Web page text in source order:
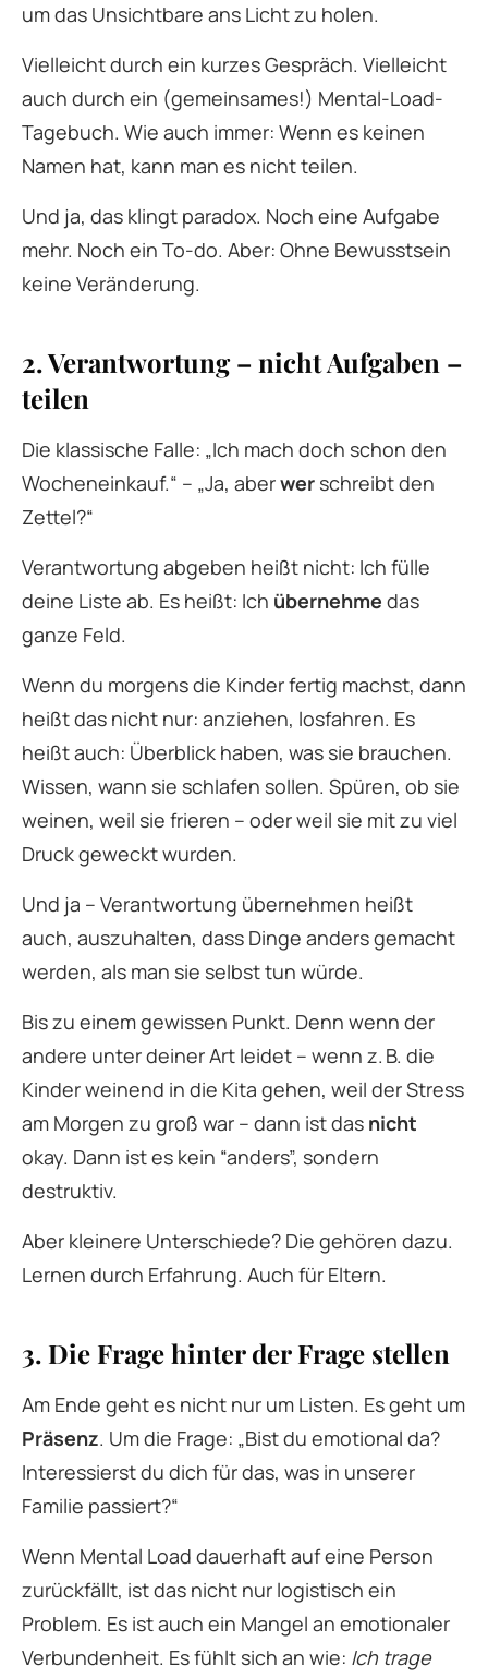
um das Unsichtbare ans Licht zu holen.
Vielleicht durch ein kurzes Gespräch. Vielleicht
auch durch ein (gemeinsames!) Mental-Load-
Tagebuch. Wie auch immer: Wenn es keinen
Namen hat, kann man es nicht teilen.
Und ja, das klingt paradox. Noch eine Aufgabe
mehr. Noch ein To-do. Aber: Ohne Bewusstsein
keine Veränderung.
2. Verantwortung – nicht Aufgaben –
teilen
Die klassische Falle: „Ich mach doch schon den
Wocheneinkauf.“ – „Ja, aberwer schreibt den
Zettel?“
Verantwortung abgeben heißt nicht: Ich fülle
deine Liste ab. Es heißt: Ich übernehme das
ganze Feld.
Wenn du morgens die Kinder fertig machst, dann
heißt das nicht nur: anziehen, losfahren. Es
heißt auch: Überblick haben, was sie brauchen.
Wissen, wann sie schlafen sollen. Spüren, ob sie
weinen, weil sie frieren – oder weil sie mit zu viel
Druck geweckt wurden.
Und ja – Verantwortung übernehmen heißt
auch, auszuhalten, dass Dinge anders gemacht
werden, als man sie selbst tun würde.
Bis zu einem gewissen Punkt. Denn wenn der
andere unter deiner Art leidet – wenn z. B. die
Kinder weinend in die Kita gehen, weil der Stress
am Morgen zu groß war – dann ist das nicht
okay. Dann ist es kein “anders”, sondern
destruktiv.
Aber kleinere Unterschiede? Die gehören dazu.
Lernen durch Erfahrung. Auch für Eltern.
3. Die Frage hinter der Frage stellen
Am Ende geht es nicht nur um Listen. Es geht um
Präsenz. Um die Frage: „Bist du emotional da?
Interessierst du dich für das, was in unserer
Familie passiert?“
Wenn Mental Load dauerhaft auf eine Person
zurückfällt, ist das nicht nur logistisch ein
Problem. Es ist auch ein Mangel an emotionaler
Verbundenheit. Es fühlt sich an wie: Ich trage